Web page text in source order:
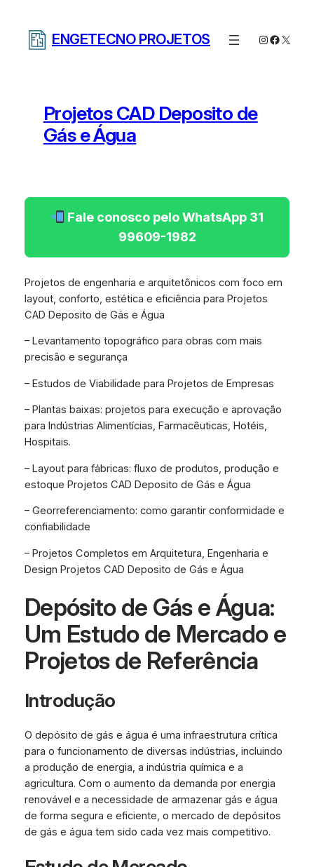
ENGETECNO PROJETOS Instagram
X
Projetos CAD Deposito de
Gás e Água
Fale conosco pelo WhatsApp 31
99609-1982
Projetos de engenharia e arquitetônicos com foco em
layout, conforto, estética e eficiência para Projetos
CAD Deposito de Gás e Água
– Levantamento topográfico para obras com mais
precisão e segurança
– Estudos de Viabilidade para Projetos de Empresas
– Plantas baixas: projetos para execução e aprovação
para Indústrias Alimentícias, Farmacêuticas, Hotéis,
Hospitais.
– Layout para fábricas: fluxo de produtos, produção e
estoque Projetos CAD Deposito de Gás e Água
– Georreferenciamento: como garantir conformidade e
confiabilidade
– Projetos Completos em Arquitetura, Engenharia e
Design Projetos CAD Deposito de Gás e Água
Depósito de Gás e Água:
Um Estudo de Mercado e
Projetos de Referência
Introdução
O depósito de gás e água é uma infraestrutura crítica
para o funcionamento de diversas indústrias, incluindo
a produção de energia, a indústria química e a
agricultura. Com o aumento da demanda por energia
renovável e a necessidade de armazenar gás e água
de forma segura e eficiente, o mercado de depósitos
de gás e água tem sido cada vez mais competitivo.